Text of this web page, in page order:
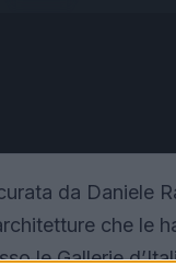
da Daniele
che le
le Gallerie